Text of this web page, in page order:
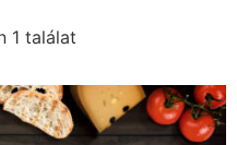
1 találat